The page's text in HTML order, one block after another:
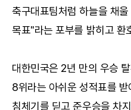
축구대표팀처럼 하늘을 채
목표"라는 포부를 밝히고 환
대한민국은 2년 만의 우승
8위라는 아쉬운 성적표를
침체기를 딛고 준우승을 차